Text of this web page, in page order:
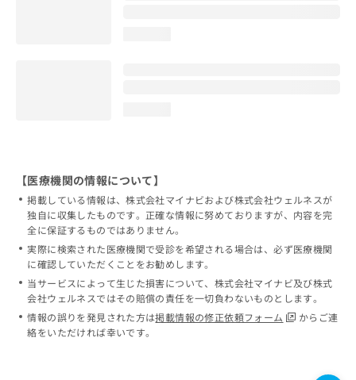
【医療機関の情報について】
掲載している情報は、株式会社マイナビおよび株式会社ウェルネスが
独自に収集したものです。正確な情報に努めておりますが、内容を完
全に保証するものではありません。
実際に検索された医療機関で受診を希望される場合は、必ず医療機関
に確認していただくことをお勧めします。
当サービスによって生じた損害について、株式会社マイナビ及び株式
会社ウェルネスではその賠償の責任を一切負わないものとします。
情報の誤りを発見された方は掲載情報の修正依頼フォーム
からご連
絡をいただければ幸いです。